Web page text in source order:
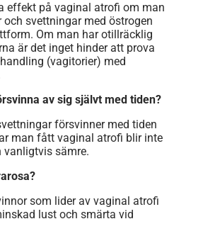
effekt på vaginal atrofi om man
svettningar med östrogen
Om man har otillräcklig
är det inget hinder att prova
(vagitorier) med
av sig självt med tiden?
försvinner med tiden
man fått vaginal atrofi blir inte
vanligtvis sämre.
som lider av vaginal atrofi
lust och smärta vid